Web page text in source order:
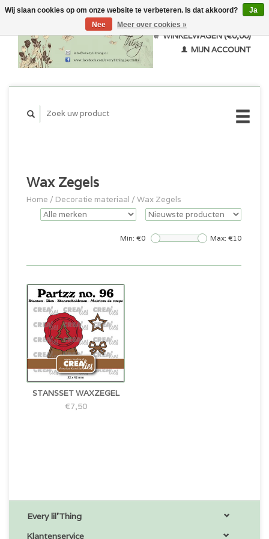
WINKELWAGEN (€0,00)
MIJN ACCOUNT
Wax Zegels
Home / Decoratie materiaal / Wax Zegels
Min: €0 Max: €10
STANSSET WAXZEGEL
€7,50
Every lil'Thing
Klantenservice
Wij slaan cookies op om onze website te verbeteren. Is dat akkoord?
Ja
Nee
Meer over cookies »